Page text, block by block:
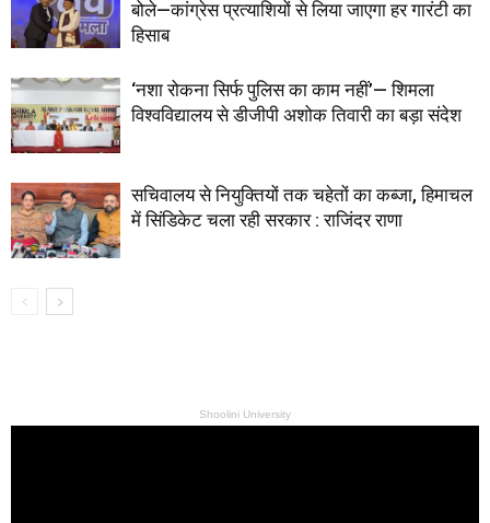
बोले—कांग्रेस प्रत्याशियों से लिया जाएगा हर गारंटी का
हिसाब
‘नशा रोकना सिर्फ पुलिस का काम नहीं’— शिमला
विश्वविद्यालय से डीजीपी अशोक तिवारी का बड़ा संदेश
सचिवालय से नियुक्तियों तक चहेतों का कब्जा, हिमाचल
में सिंडिकेट चला रही सरकार : राजिंदर राणा
Shoolini University